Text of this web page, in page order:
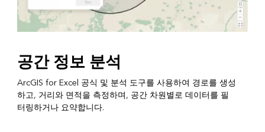
공간 정보 분석
ArcGIS for Excel 공식 및 분석 도구를 사용하여 경로를 생성
하고, 거리와 면적을 측정하며, 공간 차원별로 데이터를 필
터링하거나 요약합니다.